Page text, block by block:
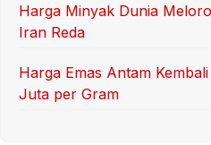
Harga Minyak Dunia
Iran Reda
Harga Emas Antam
Juta per Gram